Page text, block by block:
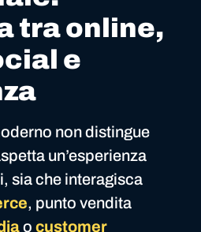
tra online,
e
non distingue
un’esperienza
sia che interagisca
, punto vendita
o customer